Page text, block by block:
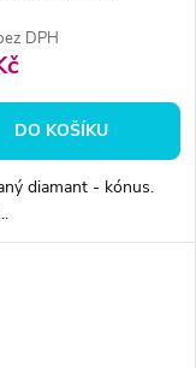
DPH
DO KOŠÍKU
diamant - kónus.